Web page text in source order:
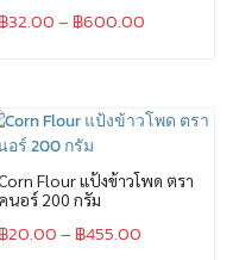
฿32.00– ฿600.00
Flour แป้งข้าวโพด ตรา
คนอร์ 200 กรัม
฿20.00– ฿455.00